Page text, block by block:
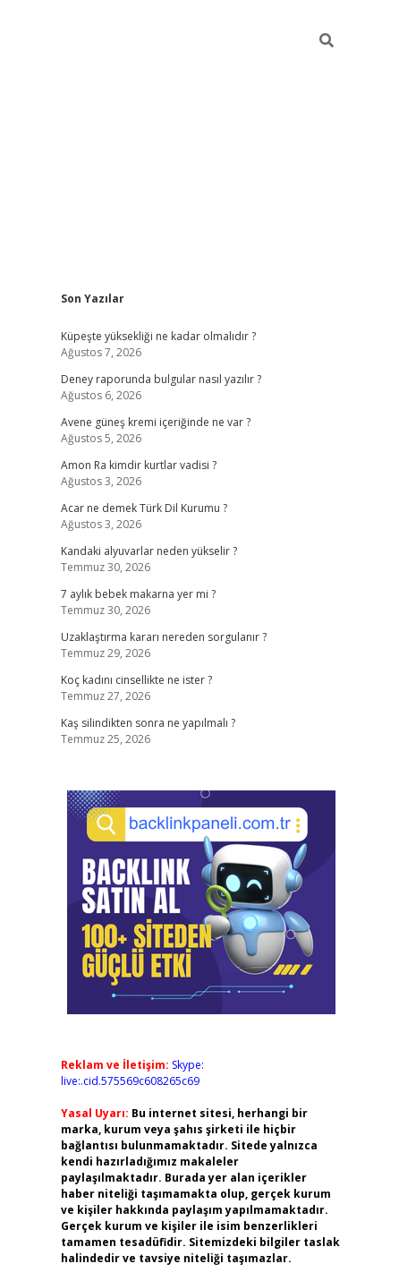
Sidebar
Son Yazılar
Küpeşte yüksekliği ne kadar olmalıdır ?
Ağustos 7, 2026
Deney raporunda bulgular nasıl yazılır ?
Ağustos 6, 2026
Avene güneş kremi içeriğinde ne var ?
Ağustos 5, 2026
Amon Ra kimdir kurtlar vadisi ?
Ağustos 3, 2026
Acar ne demek Türk Dil Kurumu ?
Ağustos 3, 2026
Kandaki alyuvarlar neden yükselir ?
Temmuz 30, 2026
7 aylık bebek makarna yer mi ?
Temmuz 30, 2026
Uzaklaştırma kararı nereden sorgulanır ?
Temmuz 29, 2026
Koç kadını cinsellikte ne ister ?
Temmuz 27, 2026
Kaş silindikten sonra ne yapılmalı ?
Temmuz 25, 2026
Reklam ve İletişim: Skype:
live:.cid.575569c608265c69
Yasal Uyarı: Bu internet sitesi, herhangi bir
marka, kurum veya şahıs şirketi ile hiçbir
bağlantısı bulunmamaktadır. Sitede yalnızca
kendi hazırladığımız makaleler
paylaşılmaktadır. Burada yer alan içerikler
haber niteliği taşımamakta olup, gerçek kurum
ve kişiler hakkında paylaşım yapılmamaktadır.
Gerçek kurum ve kişiler ile isim benzerlikleri
tamamen tesadüfidir. Sitemizdeki bilgiler taslak
halindedir ve tavsiye niteliği taşımazlar.